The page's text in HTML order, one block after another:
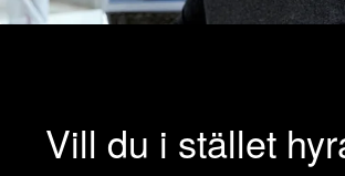
Vill du i stället